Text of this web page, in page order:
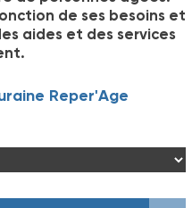
de ses besoins et
aides et des services
Reper'Age